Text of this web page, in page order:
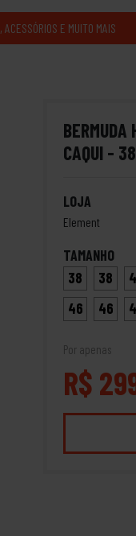
CAQUI - 38
LOJA
Element
TAMANHO
38
38
46
46
Por apenas
R$